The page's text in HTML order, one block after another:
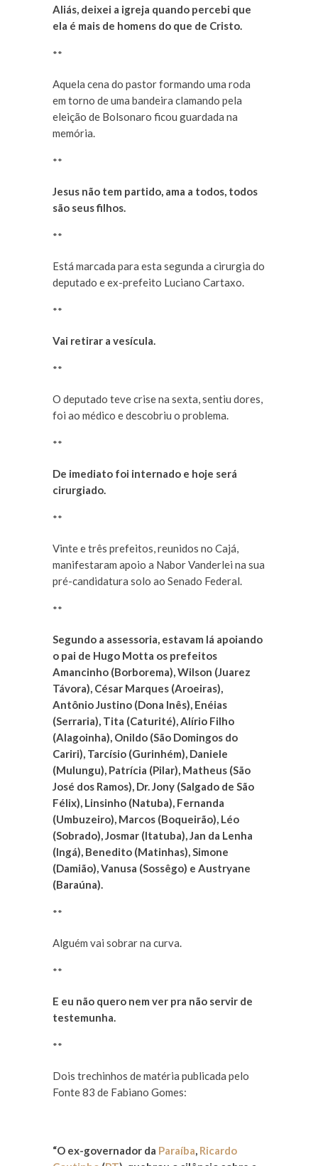
Aliás, deixei a igreja quando percebi que
ela é mais de homens do que de Cristo.
**
Aquela cena do pastor formando uma roda
em torno de uma bandeira clamando pela
eleição de Bolsonaro ficou guardada na
memória.
**
Jesus não tem partido, ama a todos, todos
são seus filhos.
**
Está marcada para esta segunda a cirurgia do
deputado e ex-prefeito Luciano Cartaxo.
**
Vai retirar a vesícula.
**
O deputado teve crise na sexta, sentiu dores,
foi ao médico e descobriu o problema.
**
De imediato foi internado e hoje será
cirurgiado.
**
Vinte e três prefeitos, reunidos no Cajá,
manifestaram apoio a Nabor Vanderlei na sua
pré-candidatura solo ao Senado Federal.
**
Segundo a assessoria, estavam lá apoiando
o pai de Hugo Motta os prefeitos
Amancinho (Borborema), Wilson (Juarez
Távora), César Marques (Aroeiras),
Antônio Justino (Dona Inês), Enéias
(Serraria), Tita (Caturité), Alírio Filho
(Alagoinha), Onildo (São Domingos do
Cariri), Tarcísio (Gurinhém), Daniele
(Mulungu), Patrícia (Pilar), Matheus (São
José dos Ramos), Dr. Jony (Salgado de São
Félix), Linsinho (Natuba), Fernanda
(Umbuzeiro), Marcos (Boqueirão), Léo
(Sobrado), Josmar (Itatuba), Jan da Lenha
(Ingá), Benedito (Matinhas), Simone
(Damião), Vanusa (Sossêgo) e Austryane
(Baraúna).
**
Alguém vai sobrar na curva.
**
E eu não quero nem ver pra não servir de
testemunha.
**
Dois trechinhos de matéria publicada pelo
Fonte 83 de Fabiano Gomes:
“O ex-governador da Paraíba, Ricardo